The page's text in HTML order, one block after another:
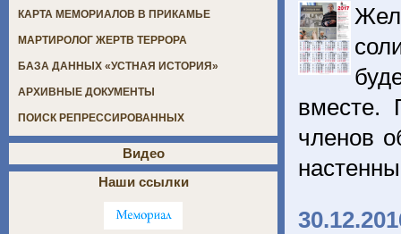
вместе.
членов
КАРТА МЕМОРИАЛОВ В ПРИКАМЬЕ
МАРТИРОЛОГ ЖЕРТВ ТЕРРОРА
БАЗА ДАННЫХ «УСТНАЯ ИСТОРИЯ»
АРХИВНЫЕ ДОКУМЕНТЫ
ПОИСК РЕПРЕССИРОВАННЫХ
Видео
Наши ссылки